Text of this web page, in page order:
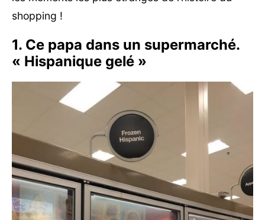
shopping !
1. Ce papa dans un supermarché.
« Hispanique gelé »